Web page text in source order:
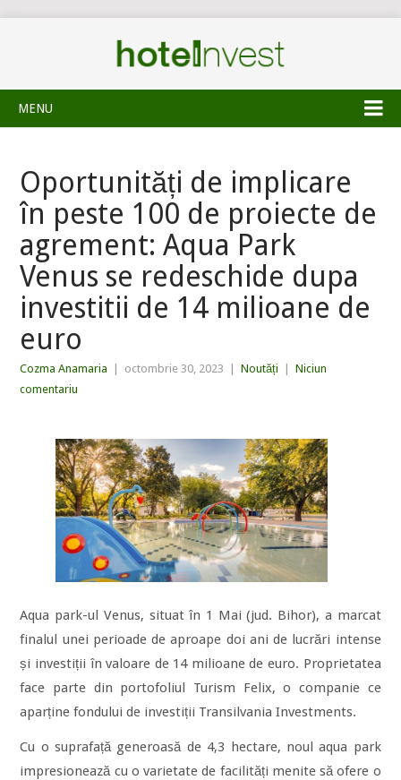
MENU
Oportunități de implicare
în peste 100 de proiecte de
agrement: Aqua Park
Venus se redeschide dupa
investitii de 14 milioane de
euro
Cozma Anamaria octombrie 30, 2023 Noutăți
Niciun
comentariu
Aqua park-ul Venus, situat în 1 Mai (jud. Bihor), a marcat
finalul unei perioade de aproape doi ani de lucrări intense
și investiții în valoare de 14 milioane de euro. Proprietatea
face parte din portofoliul Turism Felix, o companie ce
aparține fondului de investiții Transilvania Investments.
Cu o suprafață generoasă de 4,3 hectare, noul aqua park
impresionează cu o varietate de facilități menite să ofere o